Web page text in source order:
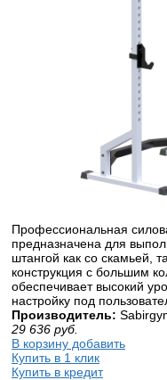
Профессиональная
предназначена для
штангой как со скамьей,
конструкция с большим
обеспечивает высокий
настройку под
Производитель:
29 636 руб.
В корзину добавить
Купить в 1 клик
Купить в кредит